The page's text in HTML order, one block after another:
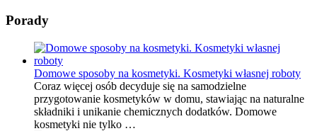
Porady
Domowe sposoby na kosmetyki. Kosmetyki własnej roboty
Coraz więcej osób decyduje się na samodzielne
przygotowanie kosmetyków w domu, stawiając na naturalne
składniki i unikanie chemicznych dodatków. Domowe
kosmetyki nie tylko …